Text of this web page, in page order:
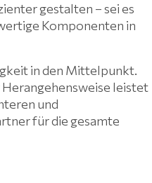
gestalten – sei es
Komponenten in
in den Mittelpunkt.
leistet
und
für die gesamte